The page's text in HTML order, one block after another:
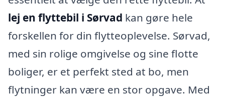
lej en flyttebil i Sørvad kan gøre hele
forskellen for din flytteoplevelse. Sørvad,
med sin rolige omgivelse og sine flotte
boliger, er et perfekt sted at bo, men
flytninger kan være en stor opgave. Med